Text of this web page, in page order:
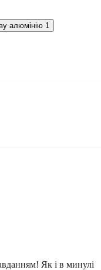
алюмінію 1
Як і в минулі